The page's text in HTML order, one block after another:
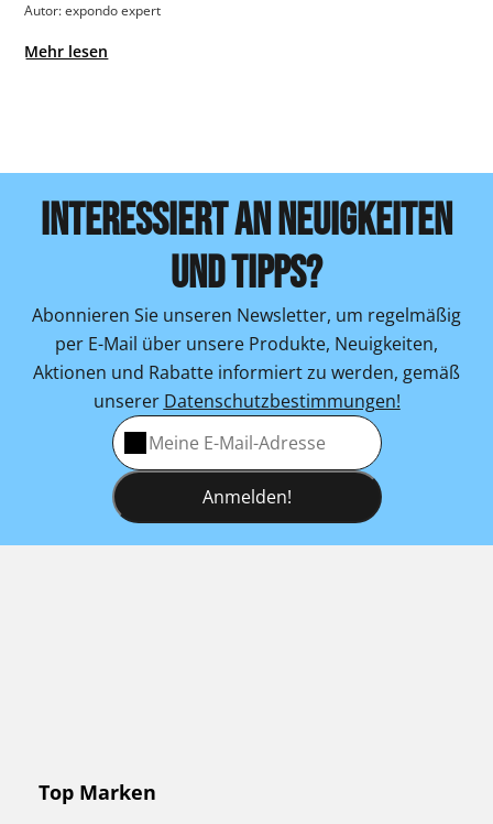
Autor: expondo expert
Mehr lesen
INTERESSIERT AN NEUIGKEITEN
UND TIPPS?
Abonnieren Sie unseren Newsletter, um regelmäßig
per E-Mail über unsere Produkte, Neuigkeiten,
Aktionen und Rabatte informiert zu werden, gemäß
unserer Datenschutzbestimmungen!
Anmelden!
Top Marken